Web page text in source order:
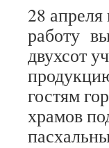
28
работу
двухсот
гостям
храмов